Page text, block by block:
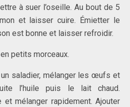
à suer l’oseille. Au bout de 5
et laisser cuire. Émietter le
est bonne et laisser refroidir.
petits morceaux.
saladier, mélanger les œufs et
l’huile puis le lait chaud.
et mélanger rapidement. Ajouter